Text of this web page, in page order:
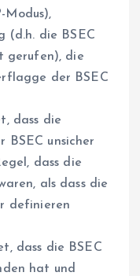
Modus),
(d.h. die BSEC
gerufen), die
der BSEC
dass die
BSEC unsicher
dass die
als dass die
definieren
dass die BSEC
hat und